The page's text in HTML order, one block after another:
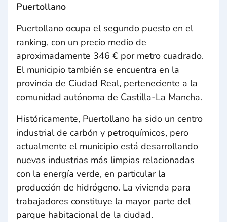
Puertollano
Puertollano ocupa el segundo puesto en el
ranking, con un precio medio de
aproximadamente 346 € por metro cuadrado.
El municipio también se encuentra en la
provincia de Ciudad Real, perteneciente a la
comunidad autónoma de Castilla-La Mancha.
Históricamente, Puertollano ha sido un centro
industrial de carbón y petroquímicos, pero
actualmente el municipio está desarrollando
nuevas industrias más limpias relacionadas
con la energía verde, en particular la
producción de hidrógeno. La vivienda para
trabajadores constituye la mayor parte del
parque habitacional de la ciudad.